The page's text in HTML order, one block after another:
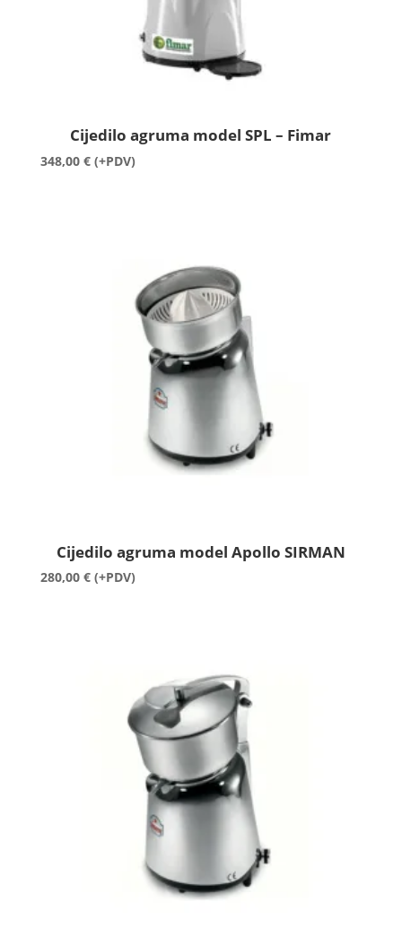
Cijedilo agruma model SPL – Fimar
348,00 € (+PDV)
Cijedilo agruma model Apollo SIRMAN
280,00 € (+PDV)